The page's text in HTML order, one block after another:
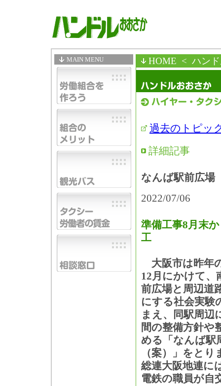
MAIN MENU HOME < ハン
過去のトピッ
詳細記事
なんば駅前広
2022/07/06
準備工事8月末
工
大阪市は昨年
12月にかけて、
前広場と周辺道
にする社会実験
まえ、同駅周辺
間の整備方針や
める「なんば駅
（案）」をと
総連大阪地連に
電鉄の職員が自